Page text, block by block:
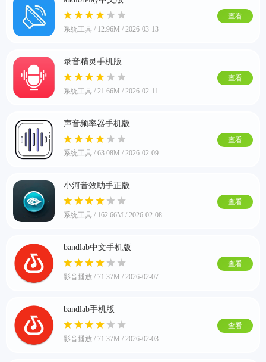
专题
系统工具 / 12.96M / 2026-03-13
查看
录音精灵手机版
系统工具 / 21.66M / 2026-02-11
查看
声音频率器手机版
系统工具 / 63.08M / 2026-02-09
查看
小河音效助手正版
系统工具 / 162.66M / 2026-02-08
查看
bandlab中文手机版
影音播放 / 71.37M / 2026-02-07
查看
bandlab手机版
影音播放 / 71.37M / 2026-02-03
查看